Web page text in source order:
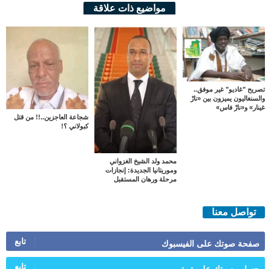
مواضيع ذات علاقة
تصريح "غاديو" غير موفق..
والسنغاليون يميزون بين «نارْ
غينار» و«نارْ فاس»
محمد ولد الشيخ الغزواني
وموريتانيا الجديدة: إنجازات
مرحلة ورهان المستقبل
شجاعة العاجزين..!! من قتل
كبولاني ؟!
تواصل معنا
صفحة صوتك على الفيسبوك تابع
تابع